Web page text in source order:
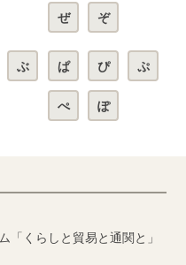
ぜ ぞ
ぶ ぱ ぴ ぷ
ぺ ぽ
くらしと貿易と通関と」